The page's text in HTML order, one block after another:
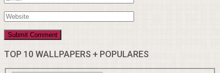
TOP 10 WALLPAPERS + POPULARES